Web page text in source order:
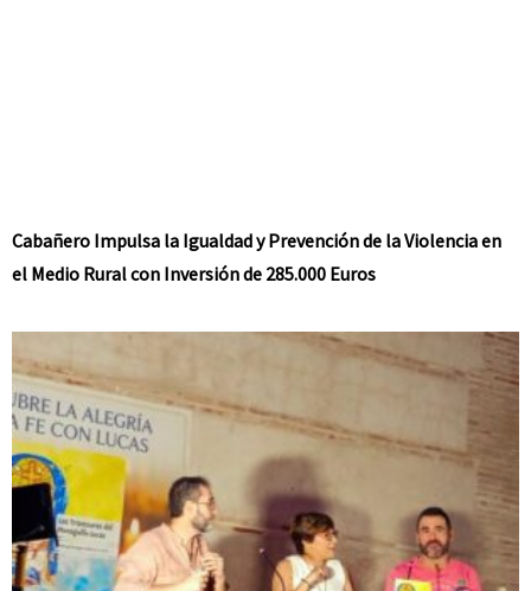
Cabañero Impulsa la Igualdad y Prevención de la Violencia en
el Medio Rural con Inversión de 285.000 Euros